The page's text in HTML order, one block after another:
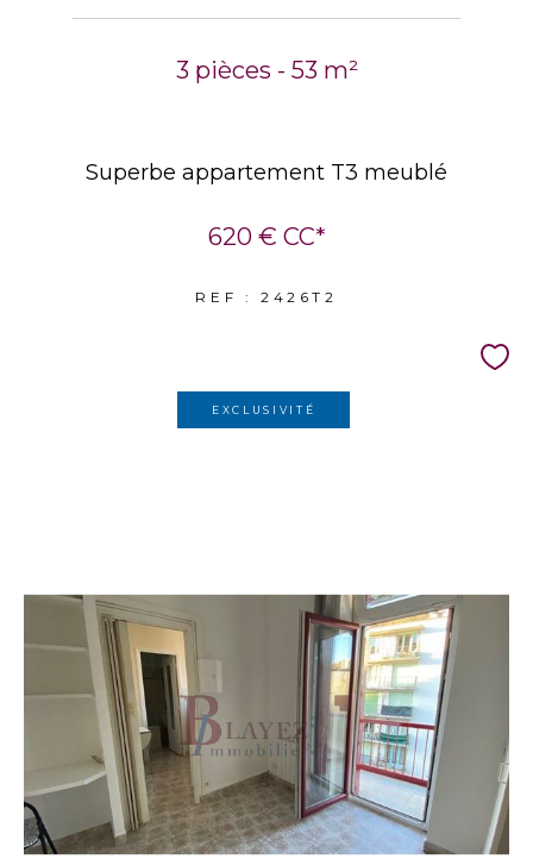
3 pièces - 53 m²
Superbe appartement T3 meublé
620 € CC*
REF : 2426T2
EXCLUSIVITÉ